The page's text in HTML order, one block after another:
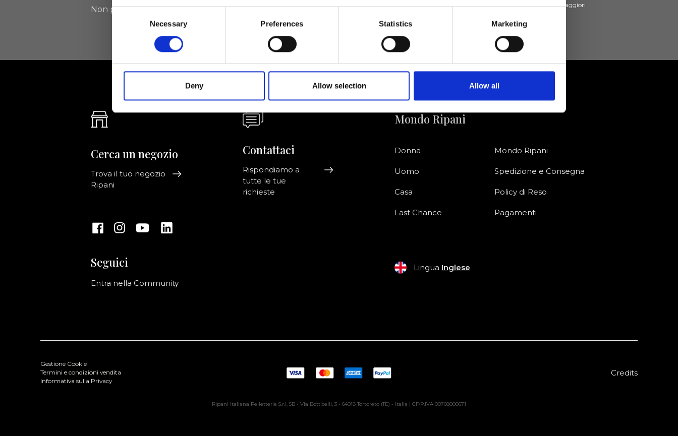
Consent
Necessary Preferences Statistics Marketing
Deny Allow selection Allow all
Non perdere le novità di Ripani, iscriviti alla newsletter!
Acconsento a ricevere novità e promo da Ripani. Per maggiori
Cerca un negozio
Trova il tuo negozio
Ripani
Seguici
Entra nella Community
Contattaci
Rispondiamo a
tutte le tue
richieste
Mondo Ripani
Donna
Uomo
Casa
Last Chance
Mondo Ripani
Spedizione e Consegna
Policy di Reso
Pagamenti
Lingua Inglese
Gestione Cookie
Termini e condizioni vendita
Informativa sulla Privacy
Credits
Ripani Italiana Pelletterie S.r.l. SB - Via Botticelli, 3 - 64018 Tortoreto (TE) - Italia | CF/P.IVA 00768000671